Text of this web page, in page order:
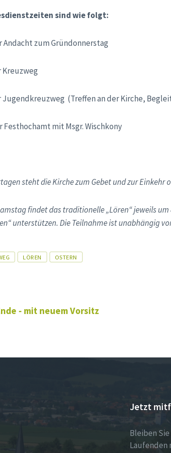
sind wie folgt:
zum Gründonnerstag
(Treffen an der Kirche,
mit Msgr. Wischkony
steht die Kirche zum Gebet und zur Einkehr
findet das traditionelle „Lören“ jeweils um
unterstützen. Die Teilnahme ist unabhängig
LÖREN OSTERN
- mit neuem Vorsitz
Jetzt
Bleiben
Laufenden